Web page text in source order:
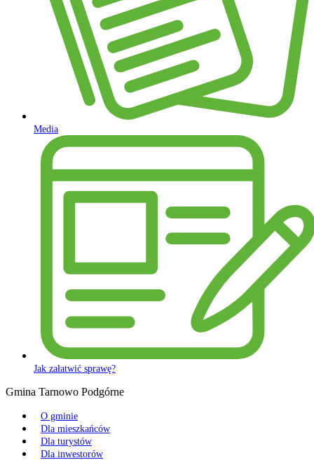
Media
Jak załatwić sprawę?
Gmina Tarnowo Podgórne
O gminie
Dla mieszkańców
Dla turystów
Dla inwestorów